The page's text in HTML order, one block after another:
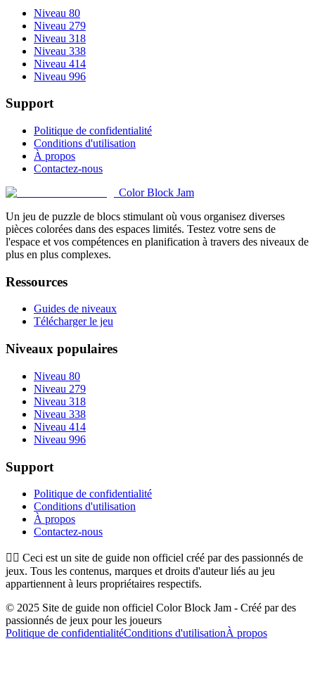
Niveau 80
Niveau 279
Niveau 318
Niveau 338
Niveau 414
Niveau 996
Support
Politique de confidentialité
Conditions d'utilisation
À propos
Contactez-nous
Color Block Jam
Un jeu de puzzle de blocs stimulant où vous organisez diverses
pièces colorées dans des espaces limités. Testez votre sens de
l'espace et vos compétences en planification à travers des niveaux de
plus en plus complexes.
Ressources
Guides de niveaux
Télécharger le jeu
Niveaux populaires
Niveau 80
Niveau 279
Niveau 318
Niveau 338
Niveau 414
Niveau 996
Support
Politique de confidentialité
Conditions d'utilisation
À propos
Contactez-nous
👉🏻 Ceci est un site de guide non officiel créé par des passionnés de
jeux. Tous les contenus, marques et droits d'auteur liés au jeu
appartiennent à leurs propriétaires respectifs.
© 2025 Site de guide non officiel Color Block Jam - Créé par des
passionnés de jeux pour les joueurs
Politique de confidentialitéConditions d'utilisationÀ propos